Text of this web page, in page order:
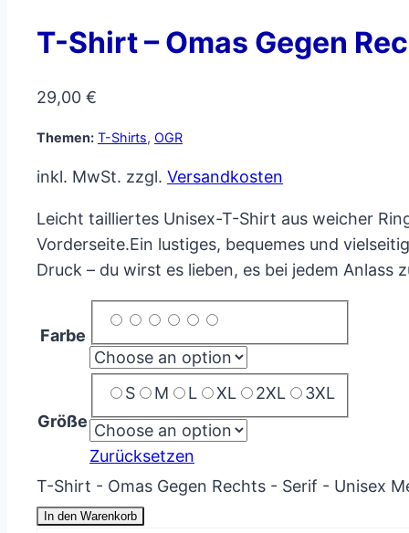
T-Shirt – Omas Gegen
29,00 €
Themen: T-Shirts, OGR
inkl. MwSt. zzgl. Versandkosten
Leicht tailliertes Unisex-T-Shirt aus weicher
Vorderseite.Ein lustiges, bequemes und
Druck – du wirst es lieben, es bei jedem Anlass
Farbe
Größe
S M L XL 2XL 3XL
Zurücksetzen
T-Shirt - Omas Gegen Rechts - Serif - Unisex
In den Warenkorb